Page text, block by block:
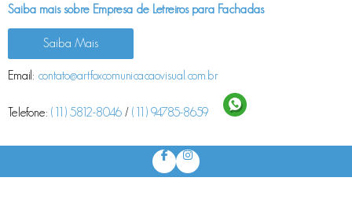
Saiba mais sobre Empresa de Letreiros para Fachadas
Saiba Mais
Email: contato@artfoxcomunicacaovisual.com.br
Telefone: (11) 5812-8046 / (11) 94785-8659